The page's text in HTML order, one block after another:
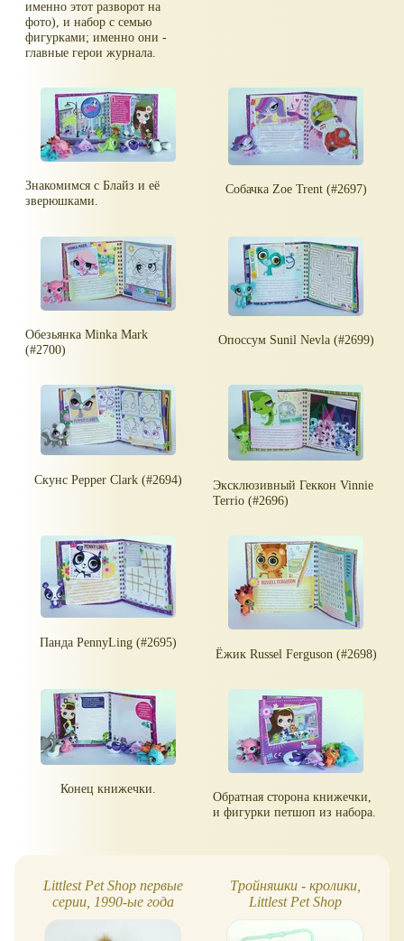
именно этот разворот на
фото), и набор с семью
фигурками; именно они -
главные герои журнала.
Знакомимся с Блайз и её
зверюшками.
Собачка Zoe Trent (#2697)
Обезьянка Minka Mark
(#2700)
Опоссум Sunil Nevla (#2699)
Скунс Pepper Clark (#2694)
Эксклюзивный Геккон Vinnie
Terrio (#2696)
Панда PennyLing (#2695)
Ёжик Russel Ferguson (#2698)
Конец книжечки.
Обратная сторона книжечки,
и фигурки петшоп из набора.
Littlest Pet Shop первые
серии, 1990-ые года
Тройняшки - кролики,
Littlest Pet Shop